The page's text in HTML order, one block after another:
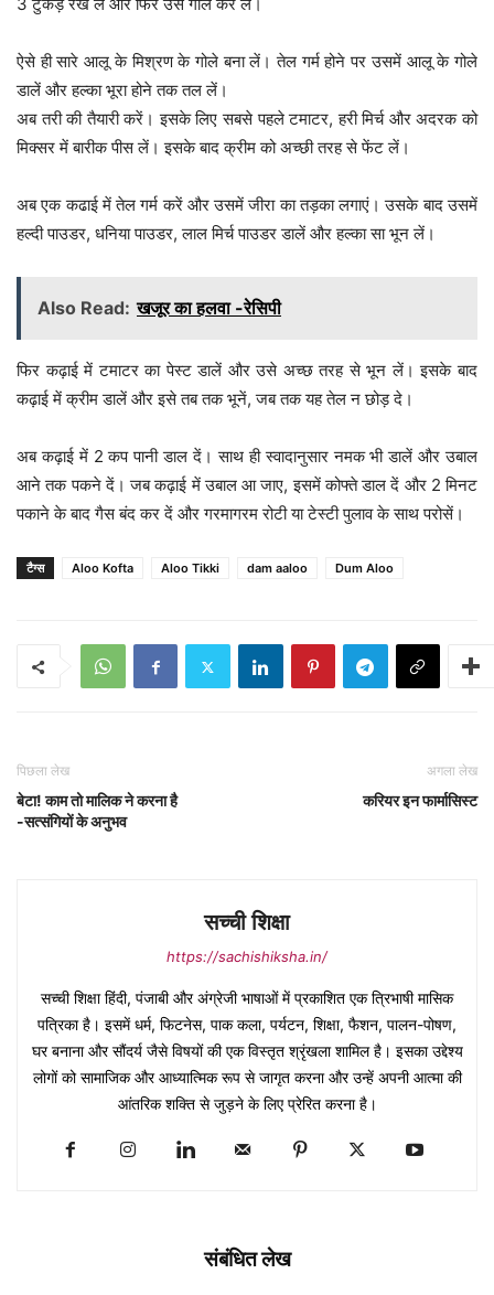
3 टुकड़े रख लें और फिर उसे गोल कर लें।
ऐसे ही सारे आलू के मिश्रण के गोले बना लें। तेल गर्म होने पर उसमें आलू के गोले
डालें और हल्का भूरा होने तक तल लें।
अब तरी की तैयारी करें। इसके लिए सबसे पहले टमाटर, हरी मिर्च और अदरक को
मिक्सर में बारीक पीस लें। इसके बाद क्रीम को अच्छी तरह से फेंट लें।
अब एक कढाई में तेल गर्म करें और उसमें जीरा का तड़का लगाएं। उसके बाद उसमें
हल्दी पाउडर, धनिया पाउडर, लाल मिर्च पाउडर डालें और हल्का सा भून लें।
Also Read: खजूर का हलवा -रेसिपी
फिर कढ़ाई में टमाटर का पेस्ट डालें और उसे अच्छ तरह से भून लें। इसके बाद
कढ़ाई में क्रीम डालें और इसे तब तक भूनें, जब तक यह तेल न छोड़ दे।
अब कढ़ाई में 2 कप पानी डाल दें। साथ ही स्वादानुसार नमक भी डालें और उबाल
आने तक पकने दें। जब कढ़ाई में उबाल आ जाए, इसमें कोफ्ते डाल दें और 2 मिनट
पकाने के बाद गैस बंद कर दें और गरमागरम रोटी या टेस्टी पुलाव के साथ परोसें।
टैग्स Aloo Kofta Aloo Tikki dam aaloo Dum Aloo
पिछला लेख
बेटा! काम तो मालिक ने करना है
-सत्संगियों के अनुभव
अगला लेख
करियर इन फार्मासिस्ट
सच्ची शिक्षा
https://sachishiksha.in/
सच्ची शिक्षा हिंदी, पंजाबी और अंग्रेजी भाषाओं में प्रकाशित एक त्रिभाषी मासिक
पत्रिका है। इसमें धर्म, फिटनेस, पाक कला, पर्यटन, शिक्षा, फैशन, पालन-पोषण,
घर बनाना और सौंदर्य जैसे विषयों की एक विस्तृत श्रृंखला शामिल है। इसका उद्देश्य
लोगों को सामाजिक और आध्यात्मिक रूप से जागृत करना और उन्हें अपनी आत्मा की
आंतरिक शक्ति से जुड़ने के लिए प्रेरित करना है।
संबंधित लेख